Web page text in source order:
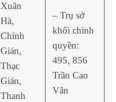
Xuân
Hà,
Chính
Gián,
Thạc
Gián,
Thanh
– Trụ sở
khối chính
quyền:
495, 856
Trần Cao
Vân